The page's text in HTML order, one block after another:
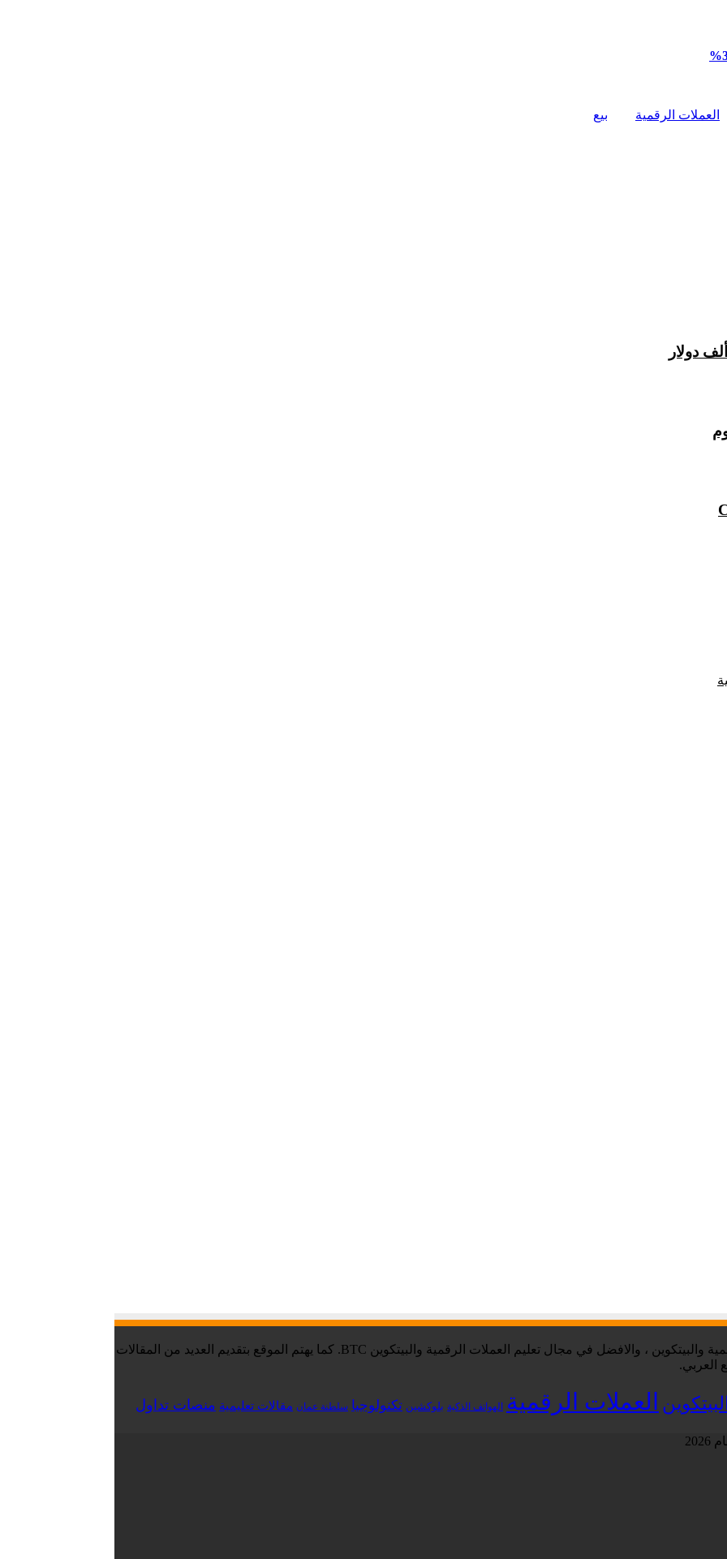
العملات الرقمية بيع
موقع تقني نت – Tekany Net : هو أحد أفضل مواقع أخبار العملات الرقمية والبيتكوين ، والافضل في مجال تعليم العملات الرقمية والبيتكوين BTC. كما يهتم الموقع بتقديم العديد من المقالات
العربي.
العملات الرقمية الهواتف الذكية بلوكشين تكنولوجيا سلطنة عمان مقالات تعليمية منصات تداول